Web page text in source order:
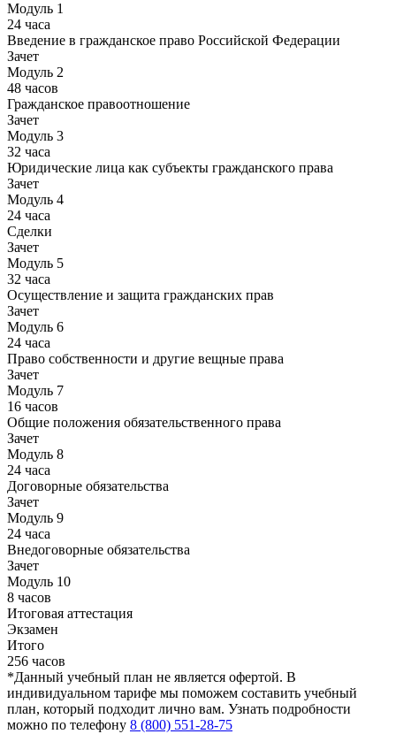
Модуль 1
24 часа
Введение в гражданское право Российской Федерации
Зачет
Модуль 2
48 часов
Гражданское правоотношение
Зачет
Модуль 3
32 часа
Юридические лица как субъекты гражданского права
Зачет
Модуль 4
24 часа
Сделки
Зачет
Модуль 5
32 часа
Осуществление и защита гражданских прав
Зачет
Модуль 6
24 часа
Право собственности и другие вещные права
Зачет
Модуль 7
16 часов
Общие положения обязательственного права
Зачет
Модуль 8
24 часа
Договорные обязательства
Зачет
Модуль 9
24 часа
Внедоговорные обязательства
Зачет
Модуль 10
8 часов
Итоговая аттестация
Экзамен
Итого
256 часов
*Данный учебный план не является офертой. В
индивидуальном тарифе мы поможем составить учебный
план, который подходит лично вам. Узнать подробности
можно по телефону 8 (800) 551-28-75